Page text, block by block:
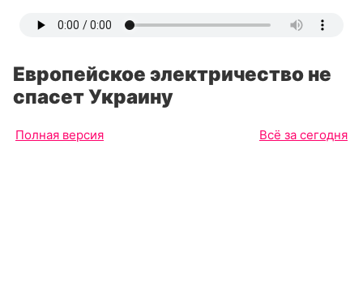
Европейское электричество не
спасет Украину
Полная версия Всё за сегодня